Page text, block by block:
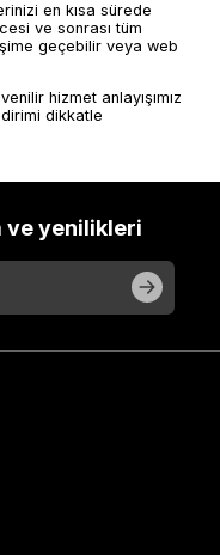
en kısa sürede
ve sonrası tüm
geçebilir veya web
hizmet anlayışımız
dikkatle
ve yenilikleri